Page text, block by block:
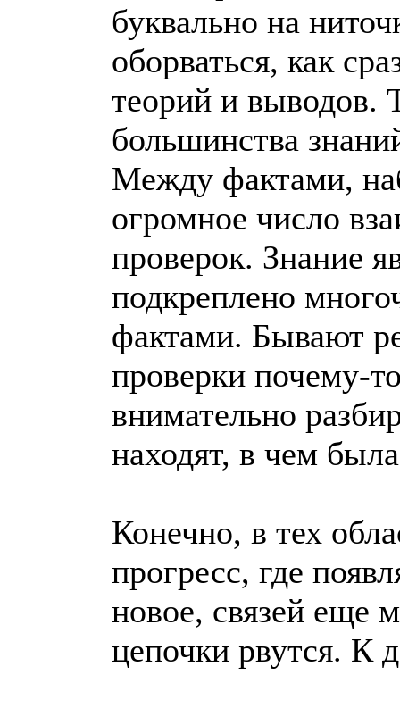
буквально на
оборваться, как
теорий и выводов.
большинства
Между фактами,
огромное число
проверок. Знание
подкреплено
фактами. Бывают
проверки почему-
внимательно
находят, в чем
Конечно, в тех
прогресс, где
новое, связей еще
цепочки рвутся. К